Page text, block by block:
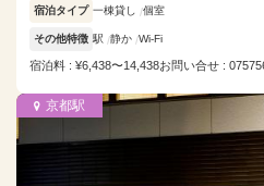
宿泊タイプ 一棟貸し 個室
その他特徴 駅 静か Wi-Fi
宿泊料 : ¥6,438〜14,438お問い合せ :
京都駅